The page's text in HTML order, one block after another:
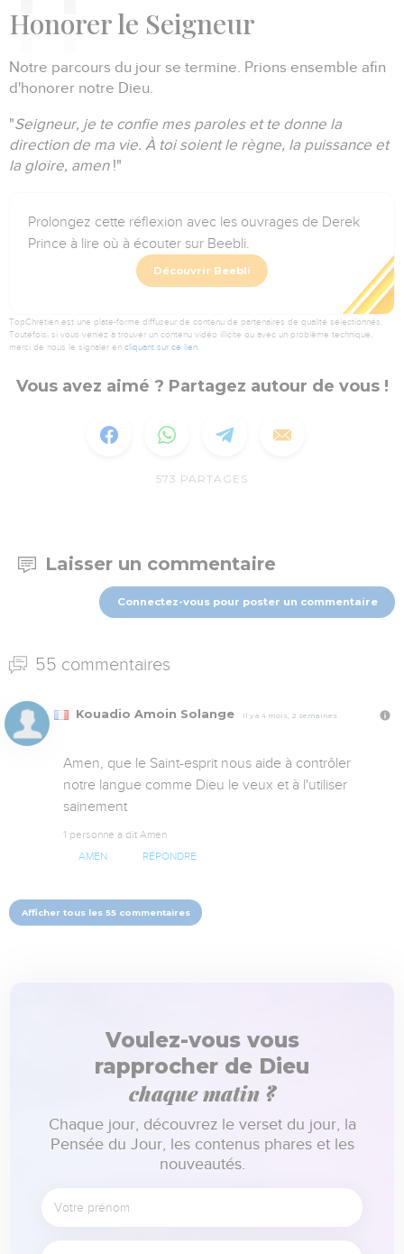
Honorer le Seigneur
Notre parcours du jour se termine. Prions ensemble afin
d'honorer notre Dieu.
"Seigneur, je te confie mes paroles et te donne la
direction de ma vie. À toi soient le règne, la puissance et
la gloire, amen !"
Prolongez cette réflexion avec les ouvrages de Derek
Prince à lire où à écouter sur Beebli.
Découvrir Beebli
TopChrétien est une plate-forme diffuseur de contenu de partenaires de qualité sélectionnés.
Toutefois, si vous veniez à trouver un contenu vidéo illicite ou avec un problème technique,
merci de nous le signaler en cliquant sur ce lien
Vous avez aimé ? Partagez autour de vous !
573 PARTAGES
Laisser un commentaire
Connectez-vous pour poster un commentaire
55 commentaires
Kouadio Amoin Solange Il y a 4 mois, 2 semaines
Amen, que le Saint-esprit nous aide à contrôler
notre langue comme Dieu le veux et à l'utiliser
sainement
1 personne a dit Amen
AMEN RÉPONDRE
Afficher tous les 55 commentaires
Voulez-vous vous
rapprocher de Dieu
chaque matin ?
Chaque jour, découvrez le verset du jour, la
Pensée du Jour, les contenus phares et les
nouveautés.